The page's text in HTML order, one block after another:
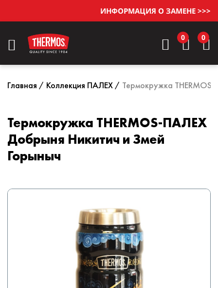
ИНФОРМАЦИЯ О ЗАМЕНЕ >>>
0 0
Главная Коллекция ПАЛЕХ Термокружка
Термокружка THERMOS-ПАЛЕХ
Добрыня Никитич и Змей
Горыныч